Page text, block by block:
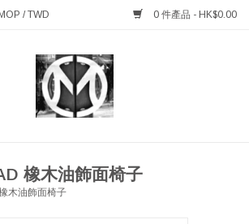
MOP /TWD 0 件產品 - HK$0.00
董 橡木油飾面椅子
木油飾面椅子